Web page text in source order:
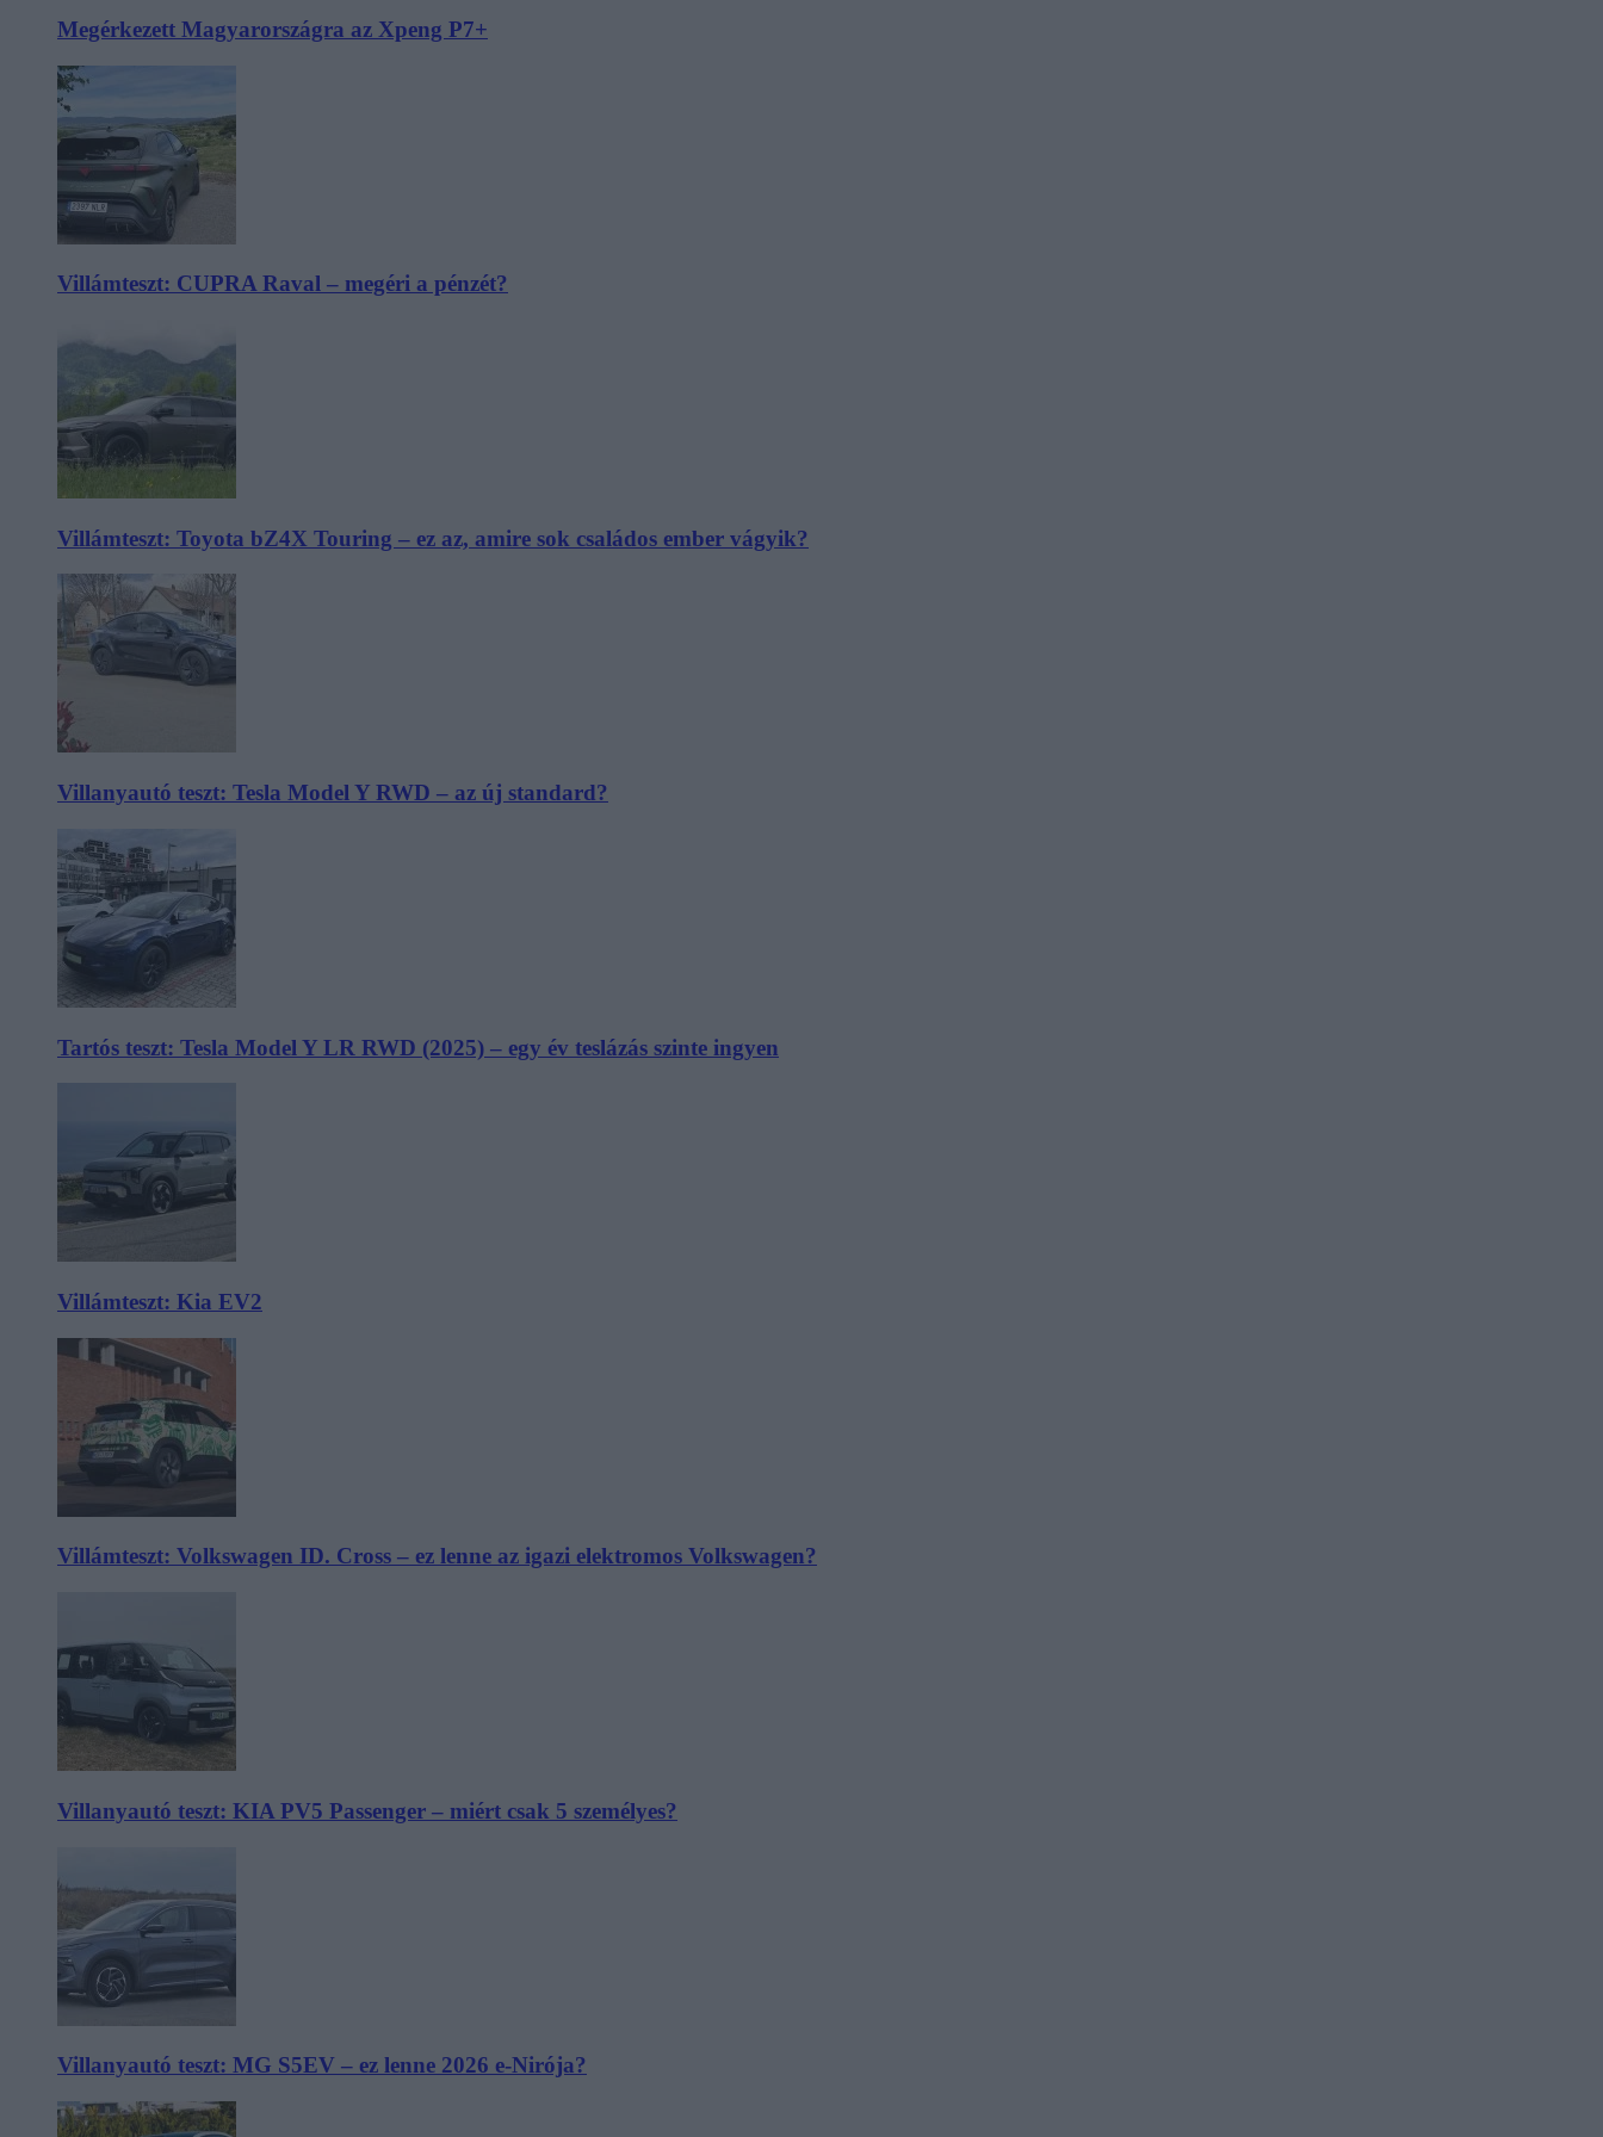
Megérkezett Magyarországra az Xpeng P7+
Villámteszt: CUPRA Raval – megéri a pénzét?
Villámteszt: Toyota bZ4X Touring – ez az, amire sok családos ember vágyik?
Villanyautó teszt: Tesla Model Y RWD – az új standard?
Tartós teszt: Tesla Model Y LR RWD (2025) – egy év teslázás szinte ingyen
Villámteszt: Kia EV2
Villámteszt: Volkswagen ID. Cross – ez lenne az igazi elektromos Volkswagen?
Villanyautó teszt: KIA PV5 Passenger – miért csak 5 személyes?
Villanyautó teszt: MG S5EV – ez lenne 2026 e-Nirója?